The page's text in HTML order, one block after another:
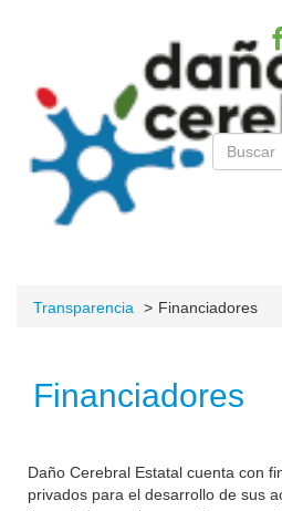
Transparencia Financiadores
Financiadores
Daño Cerebral Estatal cuenta con
privados para el desarrollo de sus